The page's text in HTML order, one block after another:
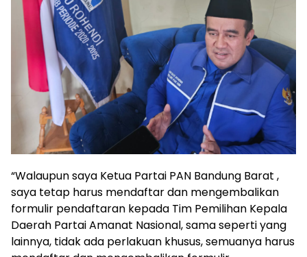
“Walaupun saya Ketua Partai PAN Bandung Barat ,
saya tetap harus mendaftar dan mengembalikan
formulir pendaftaran kepada Tim Pemilihan Kepala
Daerah Partai Amanat Nasional, sama seperti yang
lainnya, tidak ada perlakuan khusus, semuanya harus